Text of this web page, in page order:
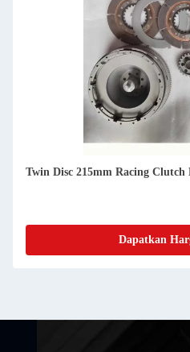
Twin Disc 215mm Racing
Dapatkan